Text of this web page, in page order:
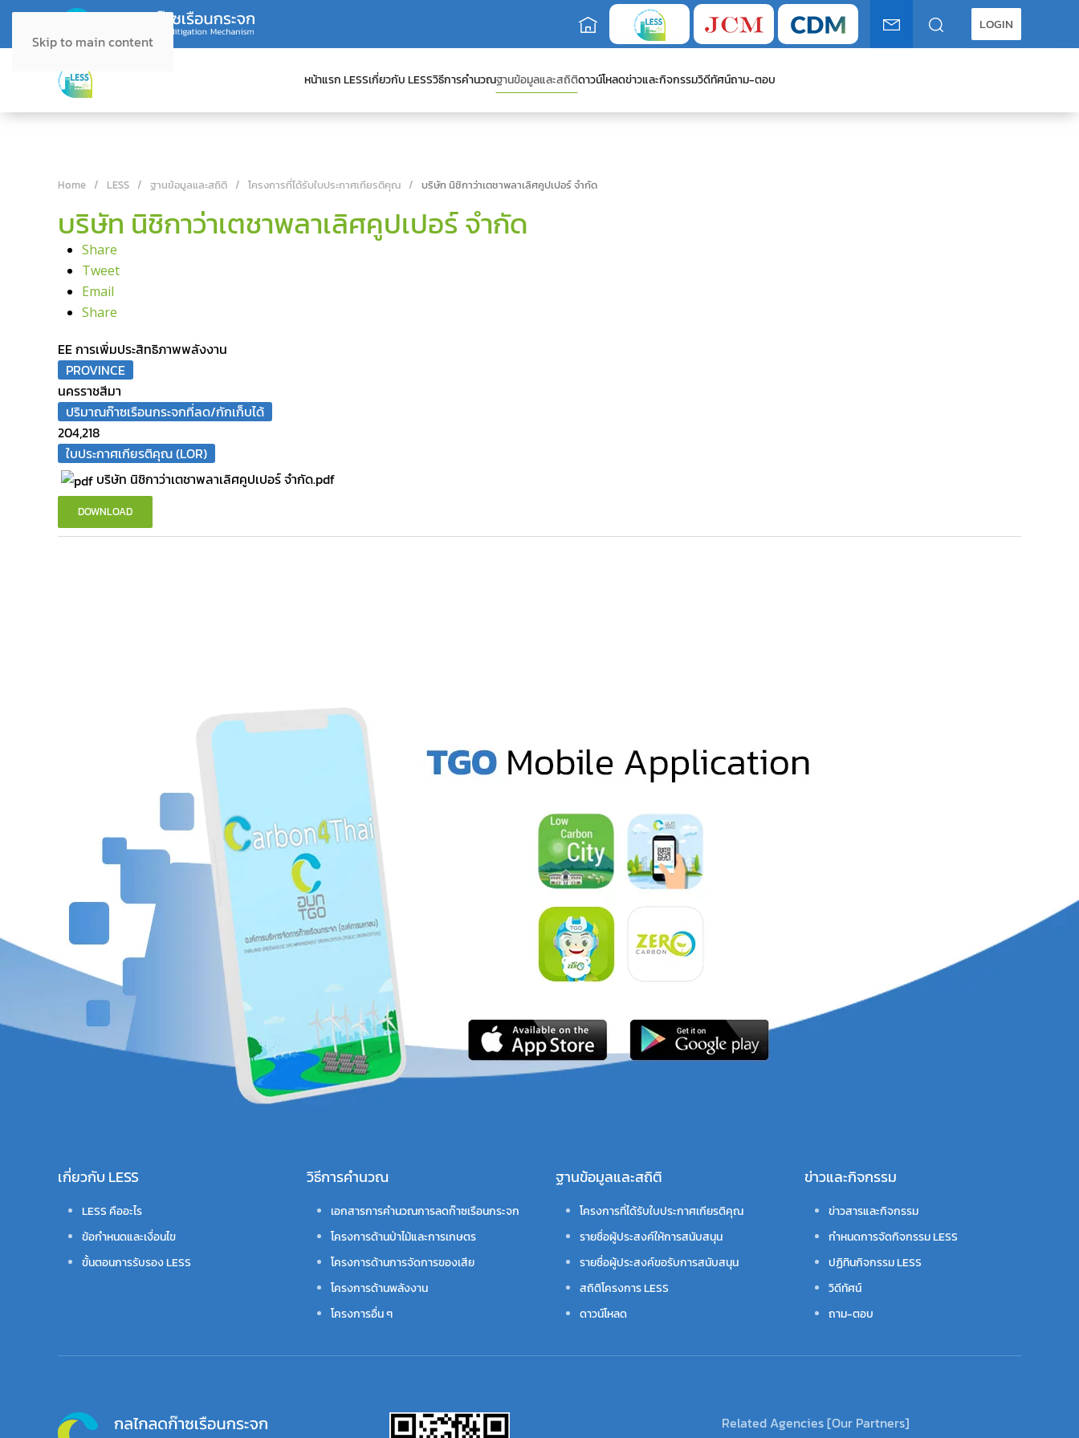
Skip to main content
LOGIN
หน้าแรก LESSเกี่ยวกับ LESSวิธีการคำนวณฐานข้อมูลและสถิติดาวน์โหลดข่าวและกิจกรรมวิดีทัศน์ถาม-ตอบ
Home LESS ฐานข้อมูลและสถิติ โครงการที่ได้รับใบประกาศเกียรติคุณ บริษัท นิชิกาว่าเตชาพลาเลิศคูปเปอร์ จำกัด
บริษัท นิชิกาว่าเตชาพลาเลิศคูปเปอร์ จำกัด
Share
Tweet
Email
Share
EE การเพิ่มประสิทธิภาพพลังงาน
PROVINCE
นครราชสีมา
ปริมาณก๊าซเรือนกระจกที่ลด/กักเก็บได้
204,218
ใบประกาศเกียรติคุณ (LOR)
บริษัท นิชิกาว่าเตชาพลาเลิศคูปเปอร์ จำกัด.pdf
DOWNLOAD
เกี่ยวกับ LESS
LESS คืออะไร
ข้อกำหนดและเงื่อนไข
ขั้นตอนการรับรอง LESS
วิธีการคำนวณ
เอกสารการคำนวณการลดก๊าซเรือนกระจก
โครงการด้านป่าไม้และการเกษตร
โครงการด้านการจัดการของเสีย
โครงการด้านพลังงาน
โครงการอื่น ๆ
ฐานข้อมูลและสถิติ
โครงการที่ได้รับใบประกาศเกียรติคุณ
รายชื่อผู้ประสงค์ให้การสนับสนุน
รายชื่อผู้ประสงค์ขอรับการสนับสนุน
สถิติโครงการ LESS
ดาวน์โหลด
ข่าวและกิจกรรม
ข่าวสารและกิจกรรม
กำหนดการจัดกิจกรรม LESS
ปฏิทินกิจกรรม LESS
วิดีทัศน์
ถาม-ตอบ
Related Agencies [Our Partners]